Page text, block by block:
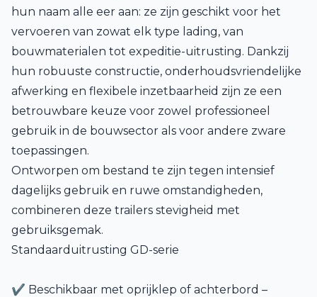
hun naam alle eer aan: ze zijn geschikt voor het
vervoeren van zowat elk type lading, van
bouwmaterialen tot expeditie-uitrusting. Dankzij
hun robuuste constructie, onderhoudsvriendelijke
afwerking en flexibele inzetbaarheid zijn ze een
betrouwbare keuze voor zowel professioneel
gebruik in de bouwsector als voor andere zware
toepassingen.
Ontworpen om bestand te zijn tegen intensief
dagelijks gebruik en ruwe omstandigheden,
combineren deze trailers stevigheid met
gebruiksgemak.
Standaarduitrusting GD-serie
✔ Beschikbaar met oprijklep of achterbord –